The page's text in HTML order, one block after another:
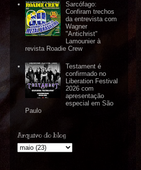
Sarcófago:
Confiram trechos
da entrevista com
Wagner
"Antichrist"
Lamounier à
revista Roadie Crew
Testament é
confirmado no
Liberation Festival
2026 com
apresentação
especial em São
Paulo
Arquivo do blog